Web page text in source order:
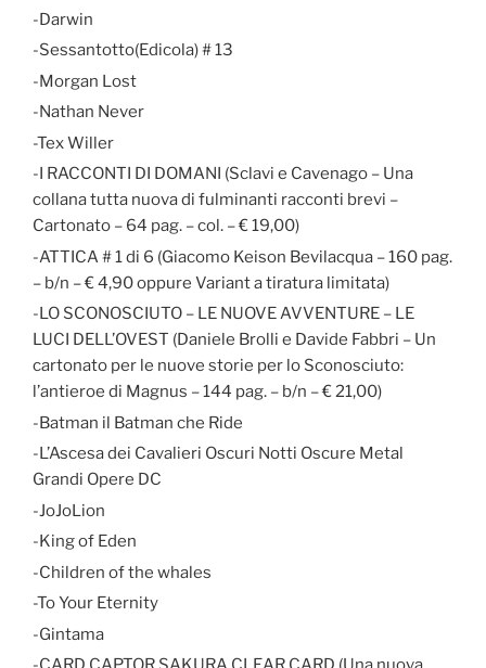
-Darwin
-Sessantotto(Edicola) # 13
-Morgan Lost
-Nathan Never
-Tex Willer
-I RACCONTI DI DOMANI (Sclavi e Cavenago – Una
collana tutta nuova di fulminanti racconti brevi –
Cartonato – 64 pag. – col. – € 19,00)
-ATTICA # 1 di 6 (Giacomo Keison Bevilacqua – 160 pag.
– b/n – € 4,90 oppure Variant a tiratura limitata)
-LO SCONOSCIUTO – LE NUOVE AVVENTURE – LE
LUCI DELL’OVEST (Daniele Brolli e Davide Fabbri – Un
cartonato per le nuove storie per lo Sconosciuto:
l’antieroe di Magnus – 144 pag. – b/n – € 21,00)
-Batman il Batman che Ride
-L’Ascesa dei Cavalieri Oscuri Notti Oscure Metal
Grandi Opere DC
-JoJoLion
-King of Eden
-Children of the whales
-To Your Eternity
-Gintama